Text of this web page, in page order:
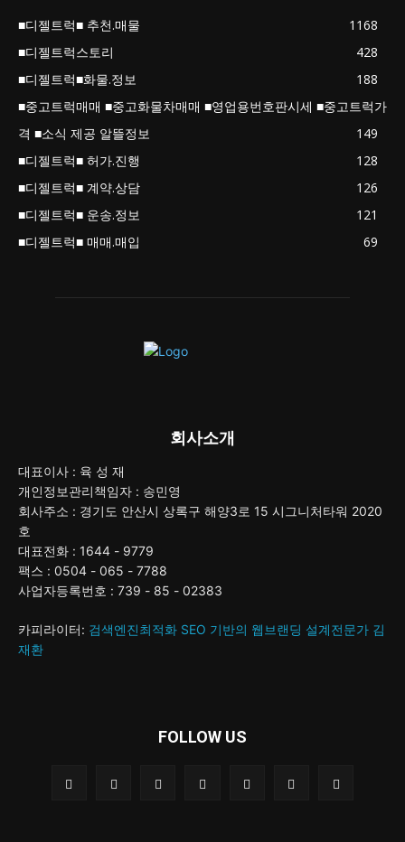
■디젤트럭■ 추천.매물
1168
■디젤트럭스토리
428
■디젤트럭■화물.정보
188
■중고트럭매매 ■중고화물차매매 ■영업용번호판시세 ■중고트럭가
격 ■소식 제공 알뜰정보
149
■디젤트럭■ 허가.진행
128
■디젤트럭■ 계약.상담
126
■디젤트럭■ 운송.정보
121
■디젤트럭■ 매매.매입
69
회사소개
대표이사 : 육 성 재
개인정보관리책임자 : 송민영
회사주소 : 경기도 안산시 상록구 해양3로 15 시그니처타워 2020
호
대표전화 : 1644 - 9779
팩스 : 0504 - 065 - 7788
사업자등록번호 : 739 - 85 - 02383
카피라이터: 검색엔진최적화 SEO 기반의 웹브랜딩 설계전문가 김
재환
FOLLOW US